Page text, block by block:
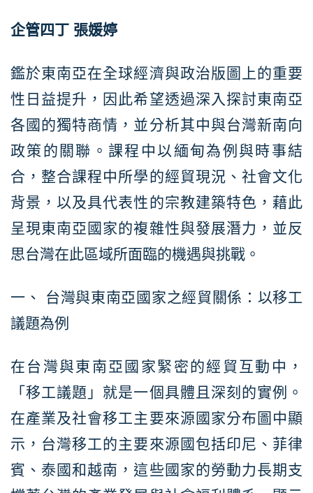
企管四丁 張媛婷
鑑於東南亞在全球經濟與政治版圖上的重要
性日益提升，因此希望透過深入探討東南亞
各國的獨特商情，並分析其中與台灣新南向
政策的關聯。課程中以緬甸為例與時事結
合，整合課程中所學的經貿現況、社會文化
背景，以及具代表性的宗教建築特色，藉此
呈現東南亞國家的複雜性與發展潛力，並反
思台灣在此區域所面臨的機遇與挑戰。
一、 台灣與東南亞國家之經貿關係：以移工
議題為例
在台灣與東南亞國家緊密的經貿互動中，
「移工議題」就是一個具體且深刻的實例。
在產業及社會移工主要來源國家分布圖中顯
示，台灣移工的主要來源國包括印尼、菲律
賓、泰國和越南，這些國家的勞動力長期支